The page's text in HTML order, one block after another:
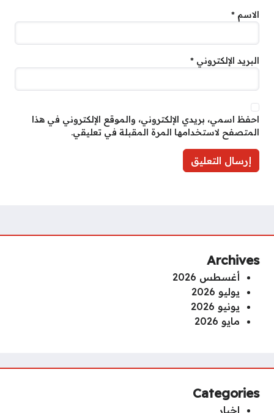
الاسم *
البريد الإلكتروني *
احفظ اسمي، بريدي الإلكتروني، والموقع الإلكتروني في هذا
المتصفح لاستخدامها المرة المقبلة في تعليقي.
Archives
أغسطس 2026
يوليو 2026
يونيو 2026
مايو 2026
Categories
اخبار